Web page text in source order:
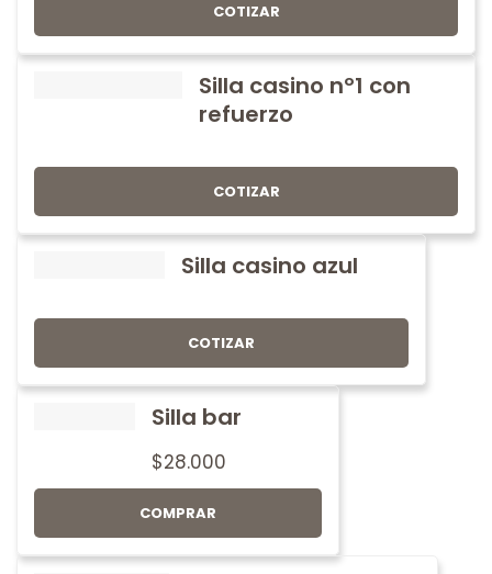
COTIZAR
Silla casino nº1 con
refuerzo
COTIZAR
Silla casino azul
COTIZAR
Silla bar
$28.000
COMPRAR